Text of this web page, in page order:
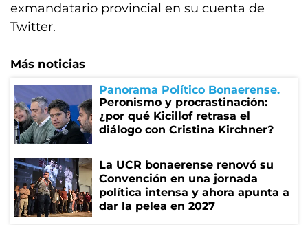
exmandatario provincial en su cuenta de
Twitter.
Más noticias
Panorama Político Bonaerense
Peronismo y procrastinación:
¿por qué Kicillof retrasa el
diálogo con Cristina Kirchner?
La UCR bonaerense renovó su
Convención en una jornada
política intensa y ahora apunta a
dar la pelea en 2027